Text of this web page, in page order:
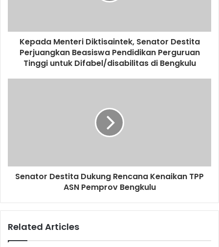
Kepada Menteri Diktisaintek, Senator Destita
Perjuangkan Beasiswa Pendidikan Perguruan
Tinggi untuk Difabel/disabilitas di Bengkulu
Senator Destita Dukung Rencana Kenaikan TPP
ASN Pemprov Bengkulu
Related Articles